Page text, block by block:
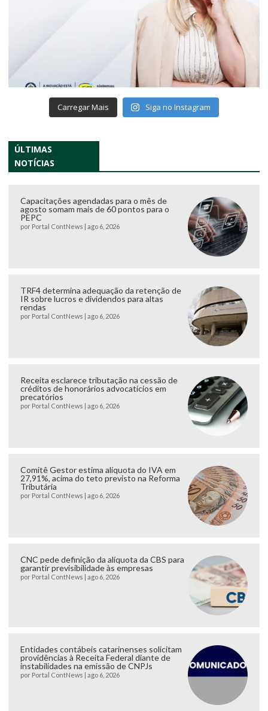
Carregar Mais Siga no Instagram
ÚLTIMAS
NOTÍCIAS
Capacitações agendadas para o mês de
agosto somam mais de 60 pontos para o
PEPC
por Portal ContNews | ago 6, 2026
TRF4 determina adequação da retenção de
IR sobre lucros e dividendos para altas
rendas
por Portal ContNews | ago 6, 2026
Receita esclarece tributação na cessão de
créditos de honorários advocatícios em
precatórios
por Portal ContNews | ago 6, 2026
Comitê Gestor estima alíquota do IVA em
27,91%, acima do teto previsto na Reforma
Tributária
por Portal ContNews | ago 6, 2026
CNC pede definição da alíquota da CBS para
garantir previsibilidade às empresas
por Portal ContNews | ago 6, 2026
Entidades contábeis catarinenses solicitam
providências à Receita Federal diante de
instabilidades na emissão de CNPJs
por Portal ContNews | ago 6, 2026